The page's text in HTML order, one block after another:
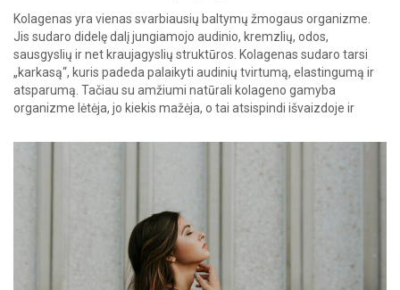
Kolagenas yra vienas svarbiausių baltymų žmogaus organizme.
Jis sudaro didelę dalį jungiamojo audinio, kremzlių, odos,
sausgyslių ir net kraujagyslių struktūros. Kolagenas sudaro tarsi
„karkasą“, kuris padeda palaikyti audinių tvirtumą, elastingumą ir
atsparumą. Tačiau su amžiumi natūrali kolageno gamyba
organizme lėtėja, jo kiekis mažėja, o tai atsispindi išvaizdoje ir